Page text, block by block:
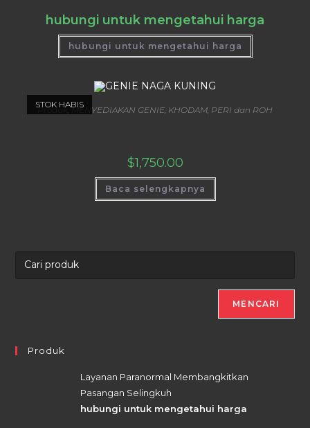
hubungi untuk mengetahui harga
hubungi untuk mengetahui harga
STOK HABIS
Produk,MENYEDIAKAN GENIE, KHODAM, PERI dan ROH
$1,750.00
Baca selengkapnya
MENCARI
Produk
Layanan Paranormal Membangkitkan
Pasangan Selingkuh
hubungi untuk mengetahui harga